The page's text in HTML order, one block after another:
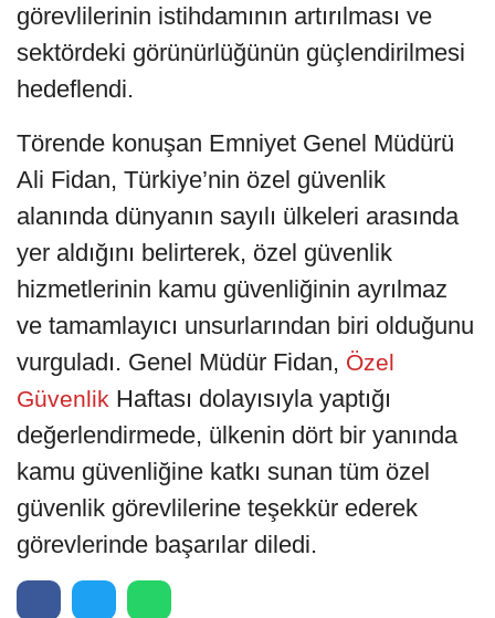
görevlilerinin istihdamının artırılması ve
sektördeki görünürlüğünün güçlendirilmesi
hedeflendi.
Törende konuşan Emniyet Genel Müdürü
Ali Fidan, Türkiye’nin özel güvenlik
alanında dünyanın sayılı ülkeleri arasında
yer aldığını belirterek, özel güvenlik
hizmetlerinin kamu güvenliğinin ayrılmaz
ve tamamlayıcı unsurlarından biri olduğunu
vurguladı. Genel Müdür Fidan, Özel
Güvenlik Haftası dolayısıyla yaptığı
değerlendirmede, ülkenin dört bir yanında
kamu güvenliğine katkı sunan tüm özel
güvenlik görevlilerine teşekkür ederek
görevlerinde başarılar diledi.